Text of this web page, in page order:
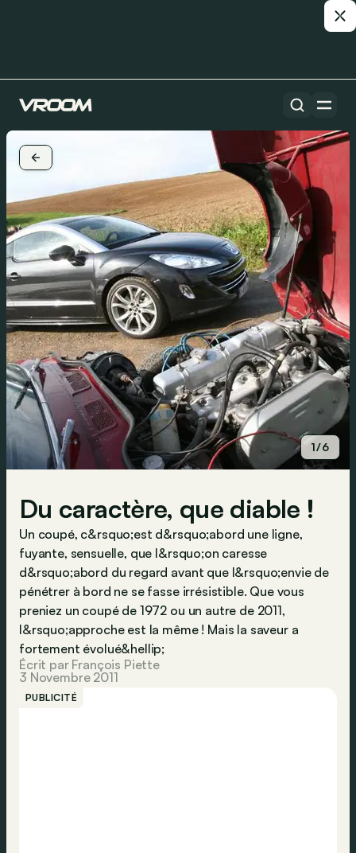
1/6
Du caractère, que diable !
Un coupé, c&rsquo;est d&rsquo;abord une ligne,
fuyante, sensuelle, que l&rsquo;on caresse
d&rsquo;abord du regard avant que l&rsquo;envie de
pénétrer à bord ne se fasse irrésistible. Que vous
preniez un coupé de 1972 ou un autre de 2011,
l&rsquo;approche est la même ! Mais la saveur a
fortement évolué&hellip;
Écrit par François Piette
3 Novembre 2011
PUBLICITÉ